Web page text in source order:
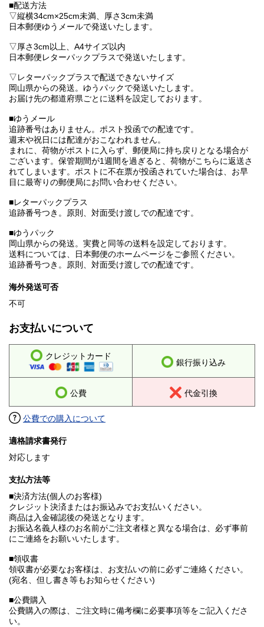
■配送方法
▽縦横34cm×25cm未満、厚さ3cm未満
日本郵便ゆうメールで発送いたします。
▽厚さ3cm以上、A4サイズ以内
日本郵便レターパックプラスで発送いたします。
▽レターパックプラスで配送できないサイズ
岡山県からの発送。ゆうパックで発送いたします。
お届け先の都道府県ごとに送料を設定しております。
■ゆうメール
追跡番号はありません。ポスト投函での配達です。
週末や祝日には配達がおこなわれません。
まれに、荷物がポストに入らず、郵便局に持ち戻りとなる場合が
ございます。保管期間が1週間を過ぎると、荷物がこちらに返送さ
れてしまいます。ポストに不在票が投函されていた場合は、お早
目に最寄りの郵便局にお問い合わせください。
■レターパックプラス
追跡番号つき。原則、対面受け渡しでの配達です。
■ゆうパック
岡山県からの発送。実費と同等の送料を設定しております。
送料については、日本郵便のホームページをご参照ください。
追跡番号つき。原則、対面受け渡しでの配達です。
海外発送可否
不可
お支払いについて
クレジットカード
銀行振り込み
公費 代金引換
公費での購入について
適格請求書発行
対応します
支払方法等
■決済方法(個人のお客様)
クレジット決済またはお振込みでお支払いください。
商品は入金確認後の発送となります。
お振込名義人様のお名前がご注文者様と異なる場合は、必ず事前
にご連絡をお願いいたします。
■領収書
領収書が必要なお客様は、お支払いの前に必ずご連絡ください。
(宛名、但し書き等もお知らせください)
■公費購入
公費購入の際は、ご注文時に備考欄に必要事項等をご記入くださ
い。